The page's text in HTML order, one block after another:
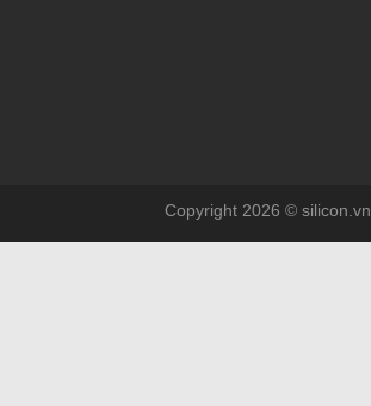
Copyright 2026 © silicon.vn